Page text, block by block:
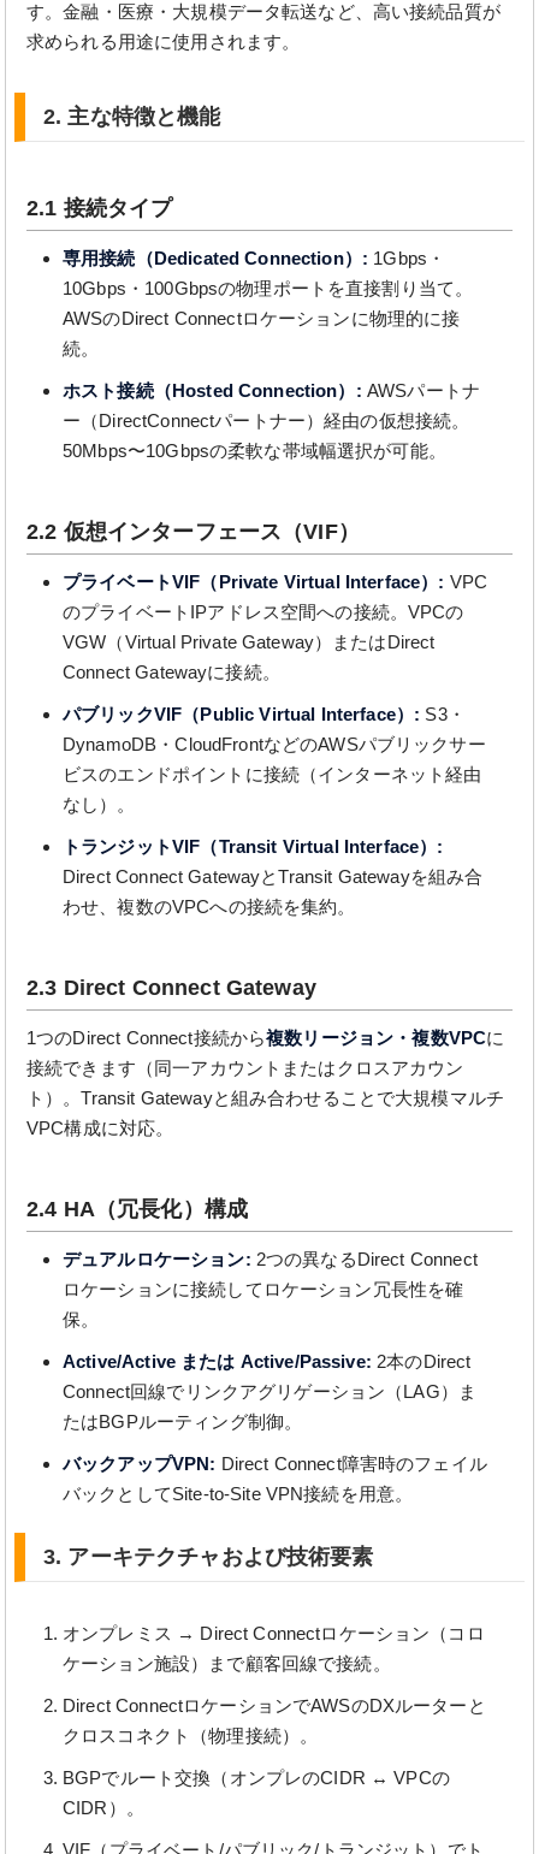
す。金融・医療・大規模データ転送など、高い接続品質が
求められる用途に使用されます。
2. 主な特徴と機能
2.1 接続タイプ
専用接続（Dedicated Connection）: 1Gbps・
10Gbps・100Gbpsの物理ポートを直接割り当て。
AWSのDirect Connectロケーションに物理的に接
続。
ホスト接続（Hosted Connection）: AWSパートナ
ー（DirectConnectパートナー）経由の仮想接続。
50Mbps〜10Gbpsの柔軟な帯域幅選択が可能。
2.2 仮想インターフェース（VIF）
プライベートVIF（Private Virtual Interface）: VPC
のプライベートIPアドレス空間への接続。VPCの
VGW（Virtual Private Gateway）またはDirect
Connect Gatewayに接続。
パブリックVIF（Public Virtual Interface）: S3・
DynamoDB・CloudFrontなどのAWSパブリックサー
ビスのエンドポイントに接続（インターネット経由
なし）。
トランジットVIF（Transit Virtual Interface）:
Direct Connect GatewayとTransit Gatewayを組み合
わせ、複数のVPCへの接続を集約。
2.3 Direct Connect Gateway
1つのDirect Connect接続から複数リージョン・複数VPCに
接続できます（同一アカウントまたはクロスアカウン
ト）。Transit Gatewayと組み合わせることで大規模マルチ
VPC構成に対応。
2.4 HA（冗長化）構成
デュアルロケーション: 2つの異なるDirect Connect
ロケーションに接続してロケーション冗長性を確
保。
Active/Active または Active/Passive: 2本のDirect
Connect回線でリンクアグリゲーション（LAG）ま
たはBGPルーティング制御。
バックアップVPN: Direct Connect障害時のフェイル
バックとしてSite-to-Site VPN接続を用意。
3. アーキテクチャおよび技術要素
オンプレミス → Direct Connectロケーション（コロ
ケーション施設）まで顧客回線で接続。
Direct ConnectロケーションでAWSのDXルーターと
クロスコネクト（物理接続）。
BGPでルート交換（オンプレのCIDR ↔ VPCの
CIDR）。
VIF（プライベート/パブリック/トランジット）でト